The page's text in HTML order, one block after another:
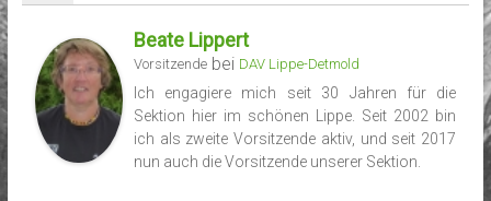
Beate Lippert
Vorsitzendebei DAV Lippe-Detmold
Ich engagiere mich seit 30 Jahren für die
Sektion hier im schönen Lippe. Seit 2002 bin
ich als zweite Vorsitzende aktiv, und seit 2017
nun auch die Vorsitzende unserer Sektion.